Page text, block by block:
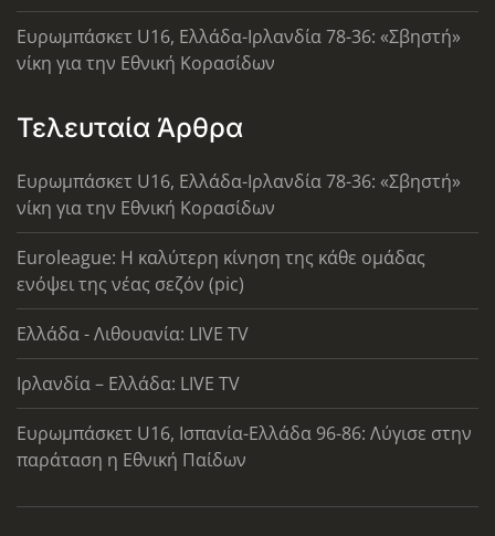
Ευρωμπάσκετ U16, Ελλάδα-Ιρλανδία 78-36: «Σβηστή»
νίκη για την Εθνική Κορασίδων
Τελευταία Άρθρα
Ευρωμπάσκετ U16, Ελλάδα-Ιρλανδία 78-36: «Σβηστή»
νίκη για την Εθνική Κορασίδων
Euroleague: Η καλύτερη κίνηση της κάθε ομάδας
ενόψει της νέας σεζόν (pic)
Ελλάδα - Λιθουανία: LIVE TV
Ιρλανδία – Ελλάδα: LIVE TV
Ευρωμπάσκετ U16, Ισπανία-Ελλάδα 96-86: Λύγισε στην
παράταση η Εθνική Παίδων